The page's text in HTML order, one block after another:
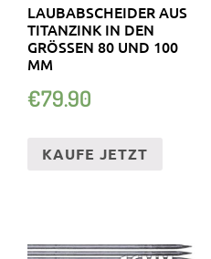
LAUBABSCHEIDER AUS
TITANZINK IN DEN
GRÖSSEN 80 UND 100 M
M
€79.90
KAUFE JETZT